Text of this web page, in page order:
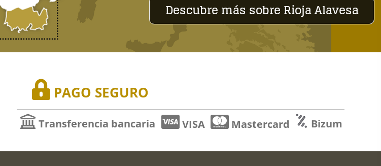
Descubre más sobre Rioja Alavesa
PAGO SEGURO
Transferencia bancaria VISA Mastercard Bizum